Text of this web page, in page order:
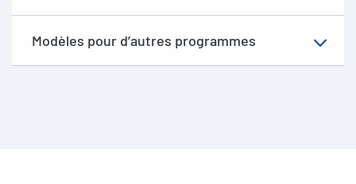
Modèles pour d’autres programmes